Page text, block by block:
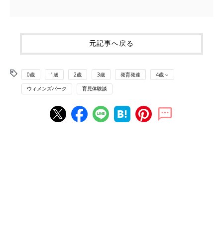
元記事へ戻る
0歳 1歳 2歳 3歳 発育発達 4歳～
ウィメンズパーク 育児体験談